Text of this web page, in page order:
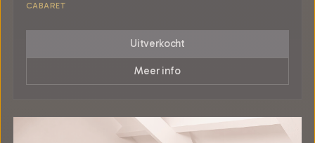
CABARET
Uitverkocht
Meer info